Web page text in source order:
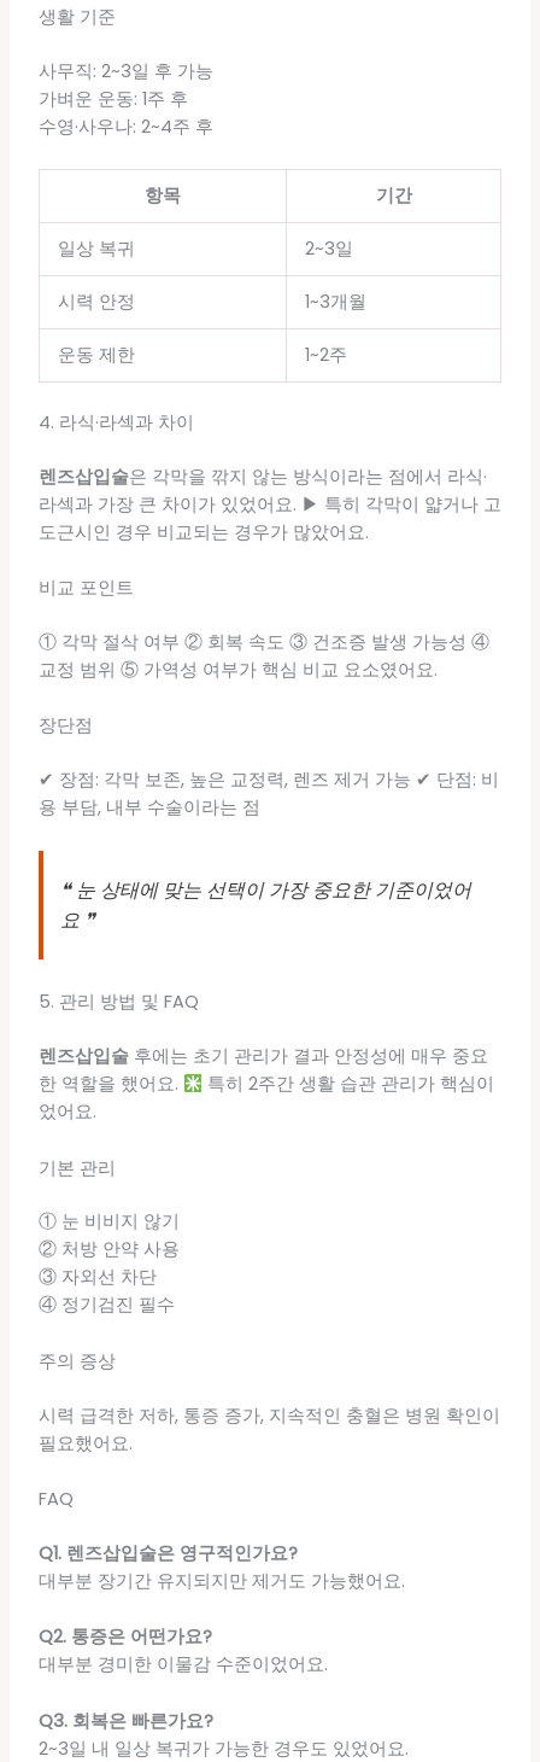
생활 기준
사무직: 2~3일 후 가능
가벼운 운동: 1주 후
수영·사우나: 2~4주 후
항목 기간
일상 복귀 2~3일
시력 안정 1~3개월
운동 제한 1~2주
4. 라식·라섹과 차이
렌즈삽입술은 각막을 깎지 않는 방식이라는 점에서 라식·
라섹과 가장 큰 차이가 있었어요. ▶ 특히 각막이 얇거나 고
도근시인 경우 비교되는 경우가 많았어요.
비교 포인트
① 각막 절삭 여부 ② 회복 속도 ③ 건조증 발생 가능성 ④
교정 범위 ⑤ 가역성 여부가 핵심 비교 요소였어요.
장단점
✔ 장점: 각막 보존, 높은 교정력, 렌즈 제거 가능 ✔ 단점: 비
용 부담, 내부 수술이라는 점
❝ 눈 상태에 맞는 선택이 가장 중요한 기준이었어
요 ❞
5. 관리 방법 및 FAQ
렌즈삽입술후에는 초기 관리가 결과 안정성에 매우 중요
한 역할을 했어요.
특히 2주간 생활 습관 관리가 핵심이
었어요.
기본 관리
① 눈 비비지 않기
② 처방 안약 사용
③ 자외선 차단
④ 정기검진 필수
주의 증상
시력 급격한 저하, 통증 증가, 지속적인 충혈은 병원 확인이
필요했어요.
FAQ
Q1. 렌즈삽입술은 영구적인가요?
대부분 장기간 유지되지만 제거도 가능했어요.
Q2. 통증은 어떤가요?
대부분 경미한 이물감 수준이었어요.
Q3. 회복은 빠른가요?
2~3일 내 일상 복귀가 가능한 경우도 있었어요.